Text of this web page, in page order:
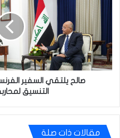
الفرنسي..
مواصلة
التنسيق لمحاربة
الإرهاب
صالح يلتقي السفير
التنسيق
مقالات ذات صلة